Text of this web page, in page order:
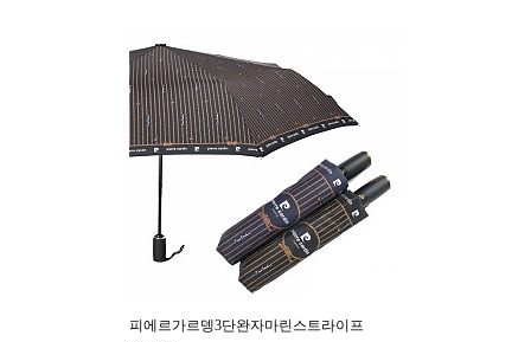
피에르가르뎅3단완자마린스트라이프